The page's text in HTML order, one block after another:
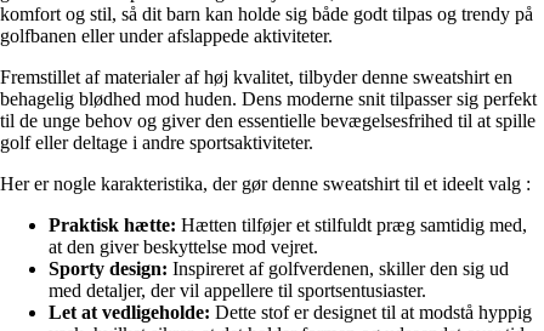
komfort og stil, så dit barn kan holde sig både godt tilpas og trendy på
golfbanen eller under afslappede aktiviteter.
Fremstillet af materialer af høj kvalitet, tilbyder denne sweatshirt en
behagelig blødhed mod huden. Dens moderne snit tilpasser sig perfekt
til de unge behov og giver den essentielle bevægelsesfrihed til at spille
golf eller deltage i andre sportsaktiviteter.
Her er nogle karakteristika, der gør denne sweatshirt til et ideelt valg :
Praktisk hætte: Hætten tilføjer et stilfuldt præg samtidig med,
at den giver beskyttelse mod vejret.
Sporty design: Inspireret af golfverdenen, skiller den sig ud
med detaljer, der vil appellere til sportsentusiaster.
Let at vedligeholde: Dette stof er designet til at modstå hyppig